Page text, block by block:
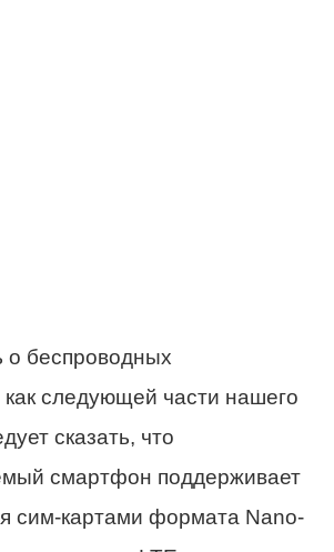
о беспроводных
следующей части нашего
сказать, что
смартфон поддерживает
сим-картами формата Nano-